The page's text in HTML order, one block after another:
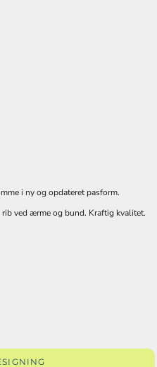
i ny og opdateret pasform.
ved ærme og bund. Kraftig kvalitet.